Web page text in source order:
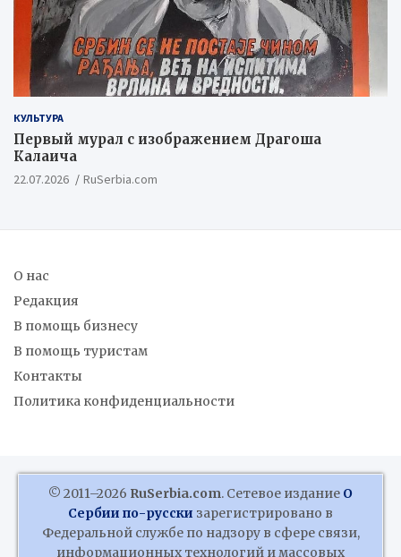
КУЛЬТУРА
Первый мурал с изображением Драгоша
Калаича
22.07.2026 RuSerbia.com
О нас
Редакция
В помощь бизнесу
В помощь туристам
Контакты
Политика конфиденциальности
© 2011–2026 RuSerbia.com. Сетевое издание О
Сербии по-русски зарегистрировано в
Федеральной службе по надзору в сфере связи,
информационных технологий и массовых